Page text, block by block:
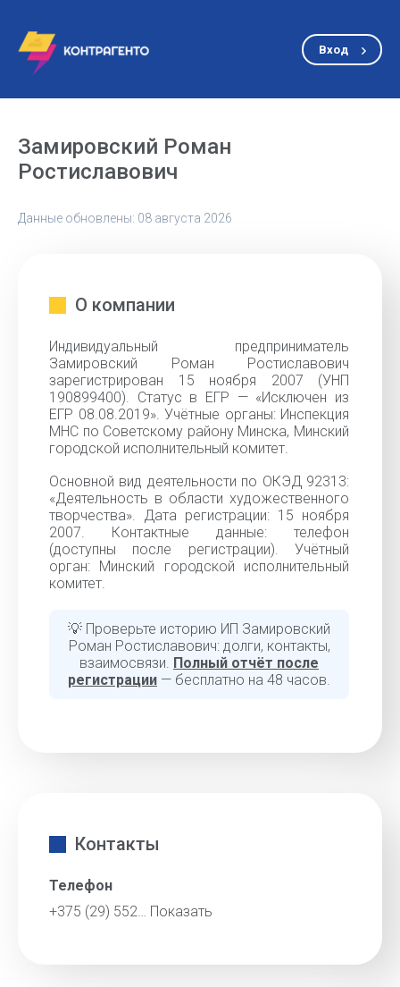
Вход
Замировский Роман
Ростиславович
Данные обновлены: 08 августа 2026
О компании
Индивидуальный предприниматель
Замировский Роман Ростиславович
зарегистрирован 15 ноября 2007 (УНП
190899400). Статус в ЕГР — «Исключен из
ЕГР 08.08.2019». Учётные органы: Инспекция
МНС по Советскому району Минска, Минский
городской исполнительный комитет.
Основной вид деятельности по ОКЭД 92313:
«Деятельность в области художественного
творчества». Дата регистрации: 15 ноября
2007. Контактные данные: телефон
(доступны после регистрации). Учётный
орган: Минский городской исполнительный
комитет.
💡 Проверьте историю ИП Замировский
Роман Ростиславович: долги, контакты,
взаимосвязи. Полный отчёт после
регистрации — бесплатно на 48 часов.
Контакты
Телефон
+375 (29) 552… Показать